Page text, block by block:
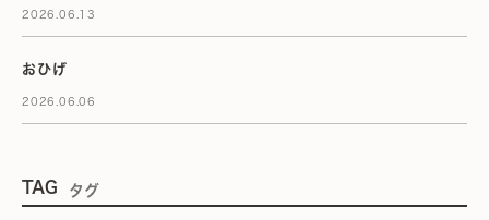
2026.06.13
おひげ
2026.06.06
TAG タグ